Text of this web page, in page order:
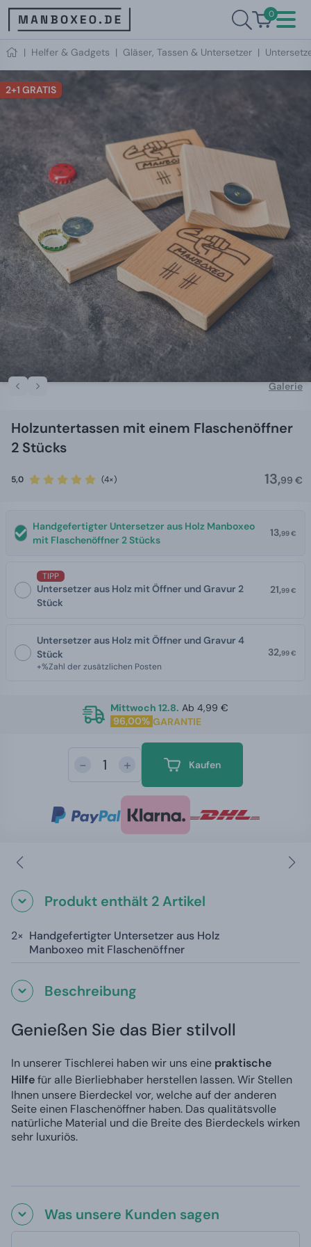
0
| Helfer & Gadgets | Gläser, Tassen & Untersetzer |
2+1 GRATIS
Galerie
Holzuntertassen mit einem Flaschenöffner
2 Stücks
5,0 (4×) 13,99 €
Handgefertigter Untersetzer aus Holz Manboxeo
mit Flaschenöffner 2 Stücks
13,99 €
TIPP
Untersetzer aus Holz mit Öffner und Gravur 2
Stück
21,99 €
Untersetzer aus Holz mit Öffner und Gravur 4
Stück
+%Zahl der zusätzlichen Posten
32,99 €
Mittwoch 12.8. Ab 4,99 €
96,00% GARANTIE
- + Kaufen
Produkt enthält 2 Artikel
2× Handgefertigter Untersetzer aus Holz
Manboxeo mit Flaschenöffner
Beschreibung
Genießen Sie das Bier stilvoll
In unserer Tischlerei haben wir uns eine praktische
Hilfefür alle Bierliebhaber herstellen lassen. Wir Stellen
Ihnen unsere Bierdeckel vor, welche auf der anderen
Seite einen Flaschenöffner haben. Das qualitätsvolle
natürliche Material und die Breite des Bierdeckels wirken
sehr luxuriös.
Was unsere Kunden sagen